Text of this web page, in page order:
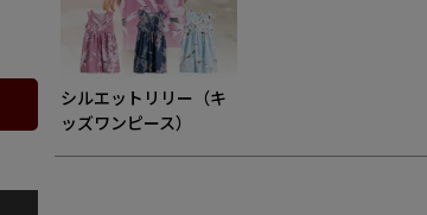
シルエットリリー（キ
ッズワンピース）